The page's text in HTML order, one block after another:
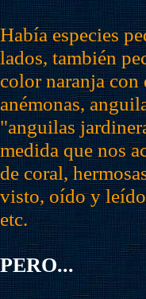
Había especies
lados, también
color naranja con
anémonas,
"anguilas
medida que nos
de coral,
visto, oído y leído
etc.
PERO...